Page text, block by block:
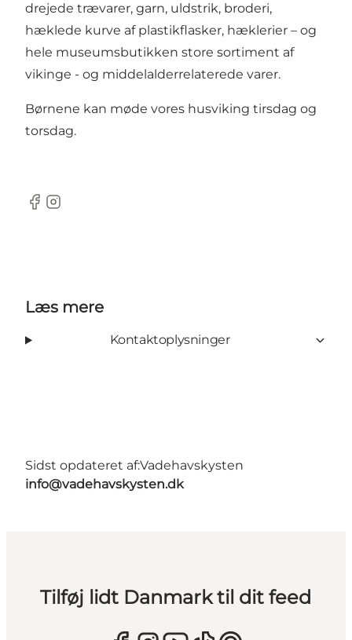
drejede trævarer, garn, uldstrik, broderi,
hæklede kurve af plastikflasker, hæklerier – og
hele museumsbutikken store sortiment af
vikinge - og middelalderrelaterede varer.
Børnene kan møde vores husviking tirsdag og
torsdag.
Facebook
Instagram
Læs mere
Kontaktoplysninger
Sidst opdateret af:Vadehavskysten
info@vadehavskysten.dk
Tilføj lidt Danmark til dit feed